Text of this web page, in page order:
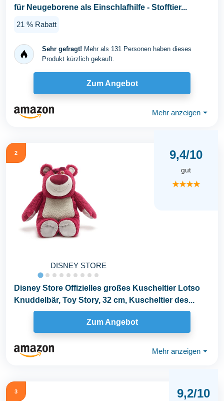
für Neugeborene als Einschlafhilfe - Stofftier...
21 % Rabatt
Sehr gefragt! Mehr als 131 Personen haben dieses
Produkt kürzlich gekauft.
Zum Angebot
Mehr anzeigen ⏷
2
DISNEY STORE
9,4/10
gut
★★★★
Disney Store Offizielles großes Kuscheltier Lotso
Knuddelbär, Toy Story, 32 cm, Kuscheltier des...
Zum Angebot
Mehr anzeigen ⏷
3 9,2/10